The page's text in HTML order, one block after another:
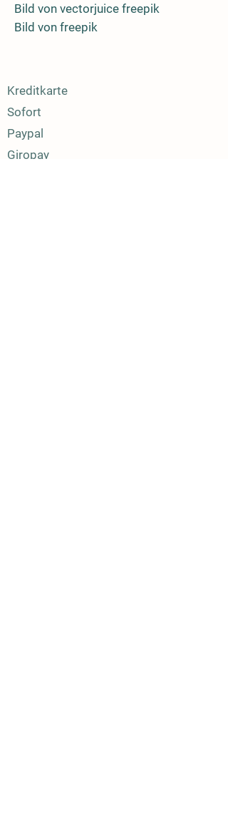
Bild von vectorjuice freepik
Bild von freepik
Kreditkarte
Sofort
Paypal
Giropay